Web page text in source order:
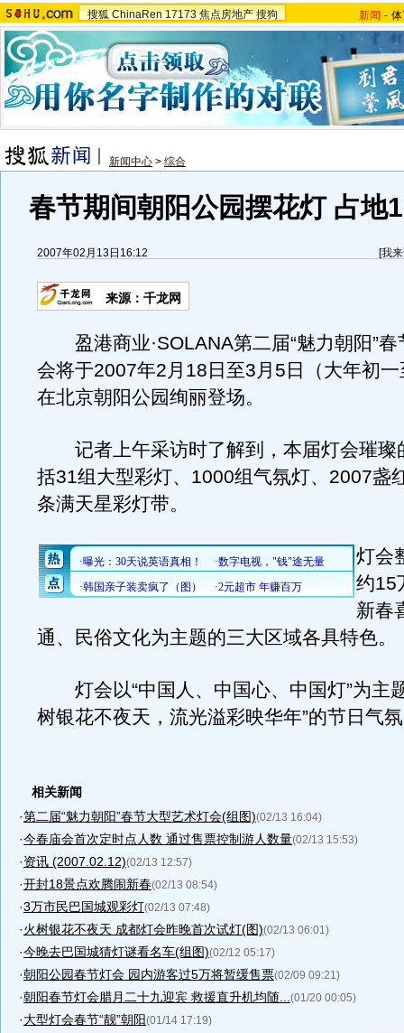
搜狐 ChinaRen 17173 焦点房地产 搜狗 新闻 -
新闻中心 > 综合
春节期间朝阳公园摆花灯 占地
2007年02月13日16:12 [我
来源：千龙网
盈港商业·SOLANA第二届“魅力朝阳”春
会将于2007年2月18日至3月5日（大年初
在北京朝阳公园绚丽登场。
记者上午采访时了解到，本届灯会璀璨
括31组大型彩灯、1000组气氛灯、2007盏
条满天星彩灯带。
灯会
约15
新春
通、民俗文化为主题的三大区域各具特色。
灯会以“中国人、中国心、中国灯”为主
树银花不夜天，流光溢彩映华年”的节日气
相关新闻
·第二届“魅力朝阳”春节大型艺术灯会(组图)(02/13 16:04)
·今春庙会首次定时点人数 通过售票控制游人数量(02/13 15:53)
·资讯 (2007.02.12)(02/13 12:57)
·开封18景点欢腾闹新春(02/13 08:54)
·3万市民巴国城观彩灯(02/13 07:48)
·火树银花不夜天 成都灯会昨晚首次试灯(图)(02/13 06:01)
·今晚去巴国城猜灯谜看名车(组图)(02/12 05:17)
·朝阳公园春节灯会 园内游客过5万将暂缓售票(02/09 09:21)
·朝阳春节灯会腊月二十九迎宾 救援直升机均随... (01/20 00:05)
·大型灯会春节“靓”朝阳(01/14 17:19)